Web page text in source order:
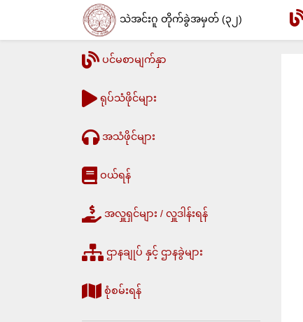
သဲအင်းဂူ တိုက်ခွဲအမှတ် (၃၂)
ပင်မစာမျက်နှာ
ရုပ်သံဖိုင်များ
အသံဖိုင်များ
ဝယ်ရန်
အလှူရှင်များ / လှူဒါန်းရန်
ဌာနချုပ် နှင့် ဌာနခွဲများ
စုံစမ်းရန်